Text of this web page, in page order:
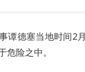
谭德塞当地时间2
危险之中。